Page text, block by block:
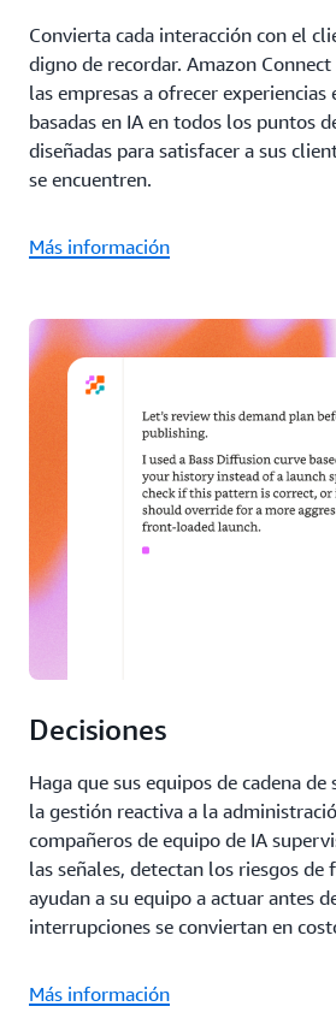
Convierta cada interacción con el
digno de recordar. Amazon
las empresas a ofrecer experiencias
basadas en IA en todos los puntos
diseñadas para satisfacer a sus
se encuentren.
Más información
Decisiones
Haga que sus equipos de cadena
la gestión reactiva a la
compañeros de equipo de IA
las señales, detectan los riesgos
ayudan a su equipo a actuar antes
interrupciones se conviertan en
Más información